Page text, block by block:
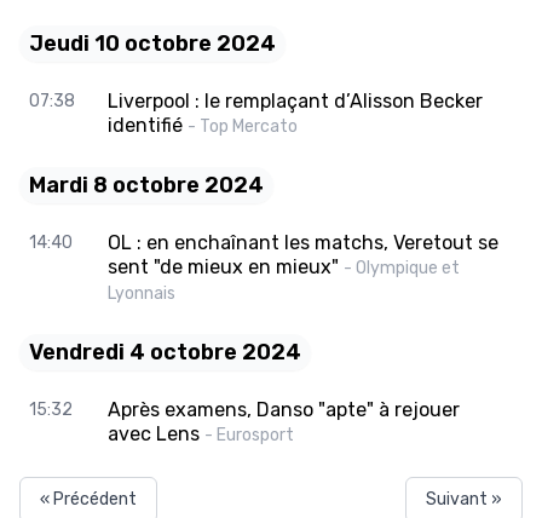
Jeudi 10 octobre 2024
07:38
Liverpool : le remplaçant d’Alisson Becker
identifié - Top Mercato
Mardi 8 octobre 2024
14:40
OL : en enchaînant les matchs, Veretout se
sent "de mieux en mieux" - Olympique et
Lyonnais
Vendredi 4 octobre 2024
15:32
Après examens, Danso "apte" à rejouer
avec Lens - Eurosport
« Précédent Suivant »